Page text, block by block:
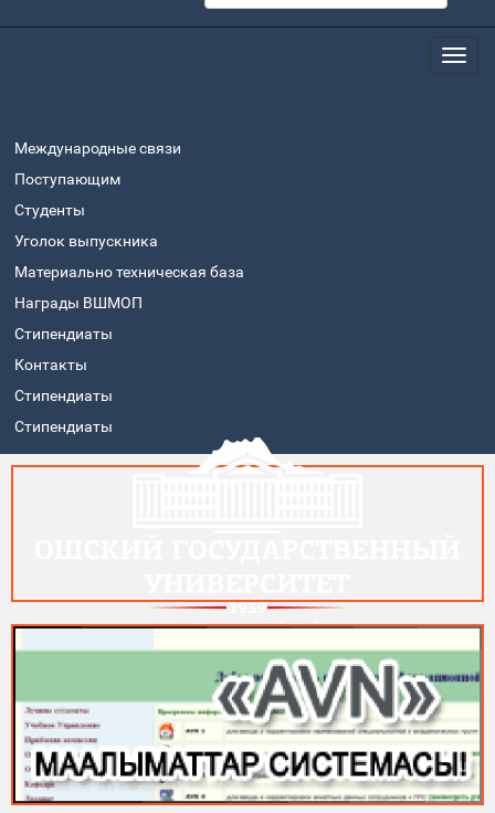
Международные связи
Поступающим
Студенты
Уголок выпускника
Материально техническая база
Награды ВШМОП
Стипендиаты
Контакты
Стипендиаты
Стипендиаты